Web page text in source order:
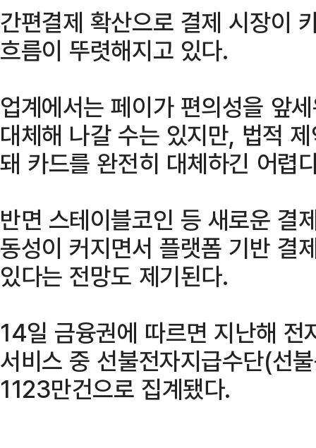
간편결제 확산으로 결제 시장이
흐름이 뚜렷해지고 있다.
업계에서는 페이가 편의성을 앞
대체해 나갈 수는 있지만, 법적
돼 카드를 완전히 대체하긴 어렵
반면 스테이블코인 등 새로운 결
동성이 커지면서 플랫폼 기반 결
있다는 전망도 제기된다.
14일 금융권에 따르면 지난해 전
서비스 중 선불전자지급수단(선
1123만건으로 집계됐다.